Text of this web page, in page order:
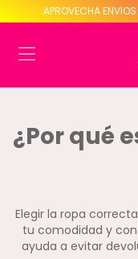
APROVECHA
¿Por qué
Elegir la ropa
tu comodidad y
ayuda a evitar